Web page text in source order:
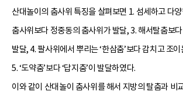
산대놀이의 춤사위 특징을 살펴보면 1. 섬세하고 다
춤사위보다 정중동의 춤사위가 발달, 3. 해서탈춤보다
발달, 4. 팔사위에서 뿌리는 ‘한삼춤’보다 감치고 조이
5. ‘도약춤’보다 ‘답지춤’이 발달하였다.
이와 같이 산대놀이 춤사위를 해서 지방의 탈춤과 비